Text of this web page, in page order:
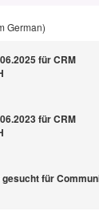
German)
für CRM
für CRM
für